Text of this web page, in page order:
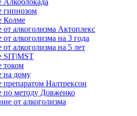
Алкоблокада
гипнозом
Колме
алкоголизма Актоплекс
алкоголизма на 3 года
алкоголизма на 5 лет
SIT|MST
током
на дому
препаратом Налтрексон
по методу Довженко
от алкоголизма